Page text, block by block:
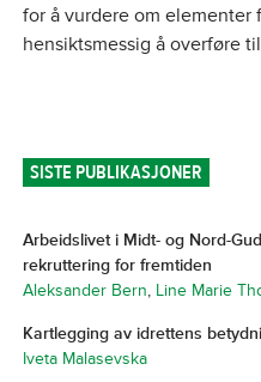
for å vurdere om elementer
hensiktsmessig å overføre
SISTE PUBLIKASJONER
Arbeidslivet i Midt- og Nord-
rekruttering for fremtiden
Aleksander Bern, Line Marie
Kartlegging av idrettens
Iveta Malasevska